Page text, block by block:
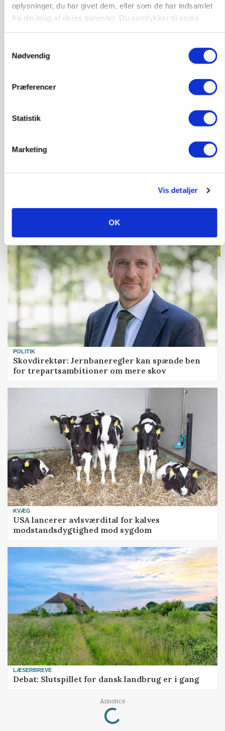
oplysninger, du har givet dem, eller som de har indsamlet
fra din brug af deres tjenester. Du samtykker til vores
Nødvendig
Præferencer
Statistik
Marketing
Vis detaljer
OK
»Som at få Mona Lisa som nabo«: -
siger skovdirektør
Loading...
POLITIK
Skovdirektør: Jernbaneregler kan spænde ben
for trepartsambitioner om mere skov
KVÆG
USA lancerer avlsværdital for kalves
modstandsdygtighed mod sygdom
LÆSERBREVE
Debat: Slutspillet for dansk landbrug er i gang
Annonce
Loading...